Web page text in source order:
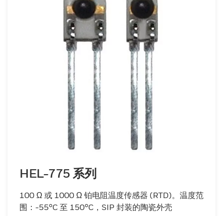
HEL-775 系列
100 Ω 或 1000 Ω 铂电阻温度传感器 (RTD)。温度范
围：-55°C 至 150°C，SIP 封装的陶瓷外壳